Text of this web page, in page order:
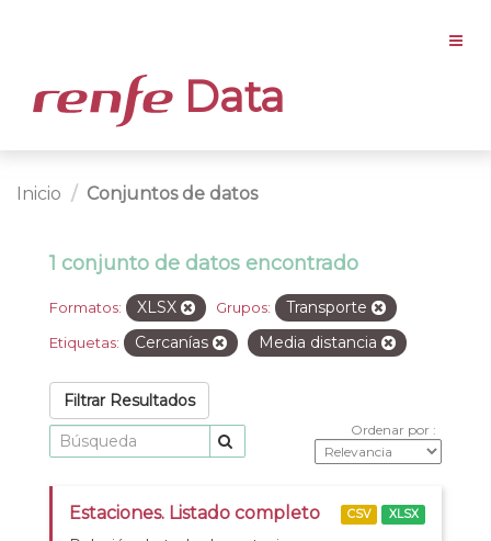
Data
Inicio Conjuntos de datos
1 conjunto de datos encontrado
Formatos: XLSX Grupos: Transporte
Etiquetas: Cercanías Media distancia
Filtrar Resultados
Ordenar por
Estaciones. Listado completo CSV XLSX